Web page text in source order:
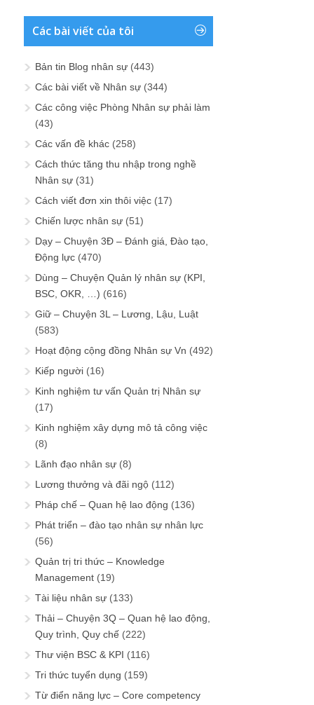
Các bài viết của tôi
Bản tin Blog nhân sự (443)
Các bài viết về Nhân sự (344)
Các công việc Phòng Nhân sự phải làm
(43)
Các vấn đề khác (258)
Cách thức tăng thu nhập trong nghề
Nhân sự (31)
Cách viết đơn xin thôi việc (17)
Chiến lược nhân sự (51)
Dạy – Chuyện 3Đ – Đánh giá, Đào tạo,
Động lực (470)
Dùng – Chuyện Quản lý nhân sự (KPI,
BSC, OKR, …) (616)
Giữ – Chuyện 3L – Lương, Lậu, Luật
(583)
Hoạt động cộng đồng Nhân sự Vn (492)
Kiếp người (16)
Kinh nghiệm tư vấn Quản trị Nhân sự
(17)
Kinh nghiệm xây dựng mô tả công việc
(8)
Lãnh đạo nhân sự (8)
Lương thưởng và đãi ngộ (112)
Pháp chế – Quan hệ lao động (136)
Phát triển – đào tạo nhân sự nhân lực
(56)
Quản trị tri thức – Knowledge
Management (19)
Tài liệu nhân sự (133)
Thải – Chuyện 3Q – Quan hệ lao động,
Quy trình, Quy chế (222)
Thư viện BSC & KPI (116)
Tri thức tuyển dụng (159)
Từ điển năng lực – Core competency